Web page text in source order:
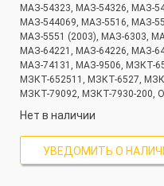
МАЗ-54323, МАЗ-54326, МАЗ-
МАЗ-544069, МАЗ-5516, МАЗ-
МАЗ-5551 (2003), МАЗ-6303,
МАЗ-64221, МАЗ-64226, МАЗ-
МАЗ-74131, МАЗ-9506, МЗКТ-
МЗКТ-652511, МЗКТ-6527,
МЗКТ-79092, МЗКТ-7930-200,
Нет в наличии
УВЕДОМИТЬ О